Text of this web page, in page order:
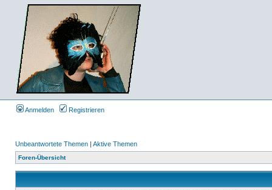
Anmelden Registrieren
Unbeantwortete Themen | Aktive Themen
Foren-Übersicht